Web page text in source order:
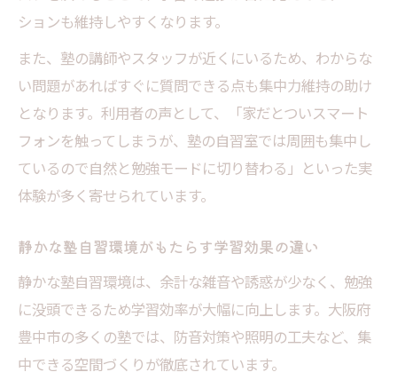
ト
理想の学習スペースとは自習室スペース完備
塾
塾自習環境が学習意欲に与えるメリット
自習室スペース完備の塾の便利な利用方法
自習室スペース完備の塾活用術
る方法
塾自習環境で集中力を持続させるポイント
自習室スペースを活かすコツ
勉強効率を上げる塾自習環境の工夫とは
自習室スペース完備塾の利用で得られる利
ションも維持しやすくなります。
また、塾の講師やスタッフが近くにいるため、わからな
い問題があればすぐに質問できる点も集中力維持の助け
となります。利用者の声として、「家だとついスマート
フォンを触ってしまうが、塾の自習室では周囲も集中し
ているので自然と勉強モードに切り替わる」といった実
体験が多く寄せられています。
静かな塾自習環境がもたらす学習効果の違い
静かな塾自習環境は、余計な雑音や誘惑が少なく、勉強
に没頭できるため学習効率が大幅に向上します。大阪府
豊中市の多くの塾では、防音対策や照明の工夫など、集
中できる空間づくりが徹底されています。